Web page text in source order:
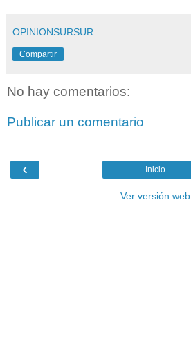
OPINIONSURSUR
Compartir
No hay comentarios:
Publicar un comentario
‹ Inicio
Ver versión web